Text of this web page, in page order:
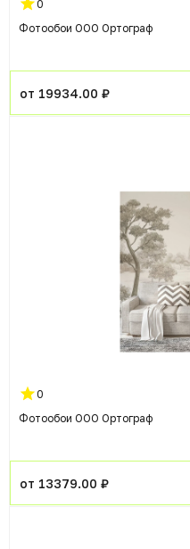
0
Фотообои ООО Ортограф
от 19934.00 ₽
0
Фотообои ООО Ортограф
от 13379.00 ₽